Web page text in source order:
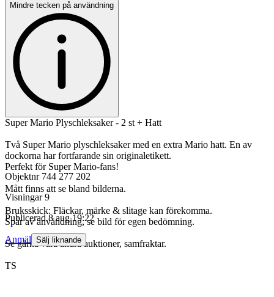
Mindre tecken på användning
Super Mario Plyschleksaker - 2 st + Hatt
Två Super Mario plyschleksaker med en extra Mario hatt. En av
dockorna har fortfarande sin originaletikett.
Perfekt för Super Mario-fans!
Mått finns att se bland bilderna.
Bruksskick: Fläckar, märke & slitage kan förekomma.
Spår av användning, se bild för egen bedömning.
Se gärna våra andra auktioner, samfraktar.
TS
Objektnr 744 277 202
Visningar 9
Publicerad 8 aug 19:22
Anmäl Sälj liknande